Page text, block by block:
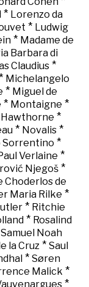
* Lorenzo da
* Ludwig
* Madame de
Barbara di
Claudius*
Michelangelo
* Miguel de
* Montaigne *
*
* Novalis *
Sorrentino *
Verlaine *
Njegoš *
Choderlos de
Maria Rilke *
* Ritchie
* Rosalind
Samuel Noah
la Cruz * Saul
* Søren
Malick *
*